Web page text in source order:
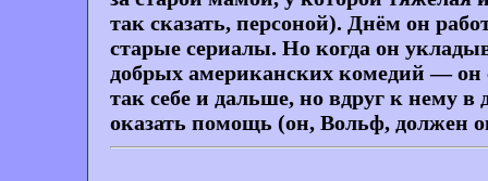
так сказать, персоной). Днём он
старые сериалы. Но когда он
добрых американских комедий — он
так себе и дальше, но вдруг к нему
оказать помощь (он, Вольф, должен